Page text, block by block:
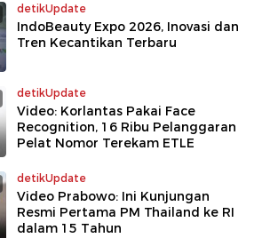
detikUpdate
IndoBeauty Expo 2026, Inovasi dan
Tren Kecantikan Terbaru
detikUpdate
Video: Korlantas Pakai Face
Recognition, 16 Ribu Pelanggaran
Pelat Nomor Terekam ETLE
detikUpdate
Video Prabowo: Ini Kunjungan
Resmi Pertama PM Thailand ke RI
dalam 15 Tahun